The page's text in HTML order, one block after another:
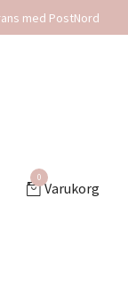
med PostNord
0
Varukorg